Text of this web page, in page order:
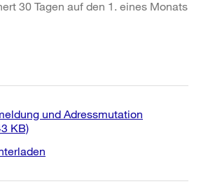
30 Tagen auf den 1. eines Monats
und Adressmutation
KB)